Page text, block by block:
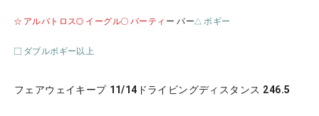
アルバトロス イーグル バーティ ー パー ボギー
ダブルボギー以上
フェアウェイキープ 11/14 ドライビングディスタンス 246.5